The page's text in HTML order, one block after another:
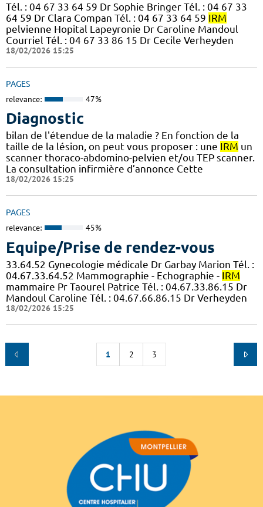
Tél. : 04 67 33 64 59 Dr Sophie Bringer Tél. : 04 67 33
64 59 Dr Clara Compan Tél. : 04 67 33 64 59 IRM
pelvienne Hopital Lapeyronie Dr Caroline Mandoul
Courriel Tél. : 04 67 33 86 15 Dr Cecile Verheyden
18/02/2026 15:25
PAGES
relevance: 47%
Diagnostic
bilan de l'étendue de la maladie ? En fonction de la
taille de la lésion, on peut vous proposer : une IRM un
scanner thoraco-abdomino-pelvien et/ou TEP scanner.
La consultation infirmière d’annonce Cette
18/02/2026 15:25
PAGES
relevance: 45%
Equipe/Prise de rendez-vous
33.64.52 Gynecologie médicale Dr Garbay Marion Tél. :
04.67.33.64.52 Mammographie - Echographie - IRM
mammaire Pr Taourel Patrice Tél. : 04.67.33.86.15 Dr
Mandoul Caroline Tél. : 04.67.66.86.15 Dr Verheyden
18/02/2026 15:25
1 2 3